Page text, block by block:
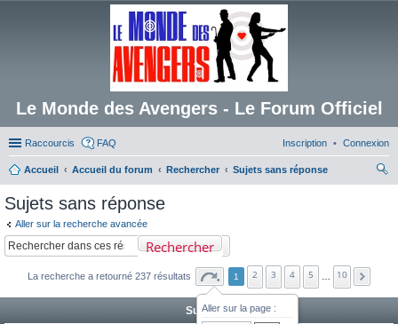
Le Monde des Avengers - Le Forum Officiel
Raccourcis FAQ Connexion
Inscription
Accueil Accueil du forum Rechercher
Sujets sans réponse
Sujets sans réponse
Aller sur la recherche avancée
Rechercher
La recherche a retourné 237 résultats
Aller sur la page :
1 2 3 4 5 10
Sujets